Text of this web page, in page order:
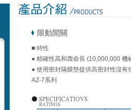
限動開關
■ 特性
● 精確性高和壽命長 (10,000,000 機
● 使用密封隔膜墊提供高密封性沒有
AZ-7系列